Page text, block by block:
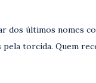
dos últimos nomes
torcida. Quem